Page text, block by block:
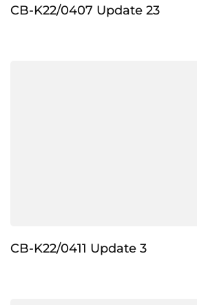
CB-K22/0407 Update 23
CB-K22/0411 Update 3